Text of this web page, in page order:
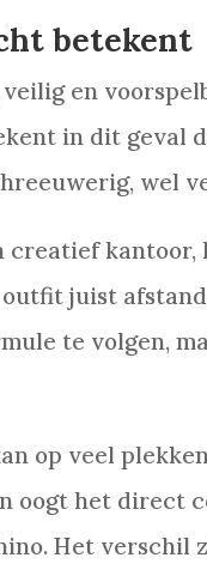
betekent
en
in dit geval
wel
juist
te volgen,
op veel
oogt het direct
Het verschil